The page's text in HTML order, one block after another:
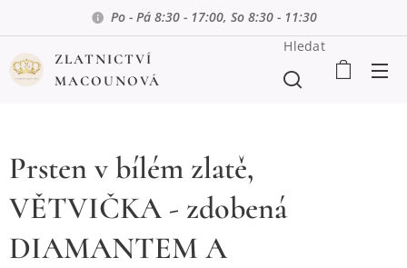
Po - Pá 8:30 - 17:00, So 8:30 - 11:30
ZLATNICTVÍ
MACOUNOVÁ
Hledat
Prsten v bílém zlatě,
VĚTVIČKA - zdobená
DIAMANTEM A